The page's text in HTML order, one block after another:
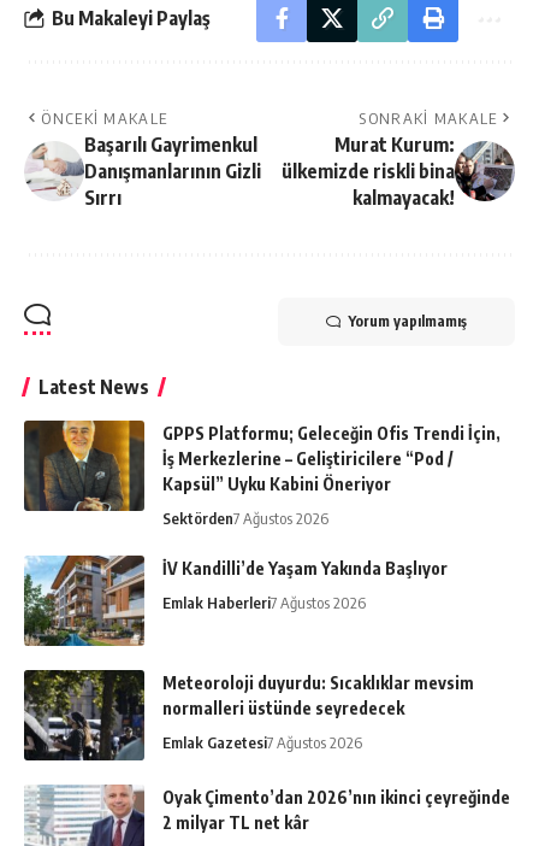
Bu Makaleyi Paylaş
ÖNCEKI MAKALE
Başarılı Gayrimenkul
Danışmanlarının Gizli
Sırrı
SONRAKI MAKALE
Murat Kurum:
ülkemizde riskli bina
kalmayacak!
Yorum yapılmamış
Latest News
GPPS Platformu; Geleceğin Ofis Trendi İçin,
İş Merkezlerine – Geliştiricilere “Pod /
Kapsül” Uyku Kabini Öneriyor
Sektörden7 Ağustos 2026
İV Kandilli’de Yaşam Yakında Başlıyor
Emlak Haberleri7 Ağustos 2026
Meteoroloji duyurdu: Sıcaklıklar mevsim
normalleri üstünde seyredecek
Emlak Gazetesi7 Ağustos 2026
Oyak Çimento’dan 2026’nın ikinci çeyreğinde
2 milyar TL net kâr